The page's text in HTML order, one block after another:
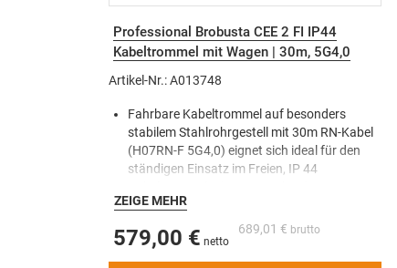
Professional Brobusta CEE 2 FI IP44
Kabeltrommel mit Wagen | 30m, 5G4,0
Artikel-Nr.: A013748
Fahrbare Kabeltrommel auf besonders
stabilem Stahlrohrgestell mit 30m RN-Kabel
(H07RN-F 5G4,0) eignet sich ideal für den
ständigen Einsatz im Freien, IP 44
polig), 2 CEE-Steckdosen (400V, 32A 5-polig /
400V, 16A 5-polig) und 3
spritzwassergeschützten Schutzkontakt-
Steckdosen (230V)
ZEIGE MEHR
689,01 €
579,00 €